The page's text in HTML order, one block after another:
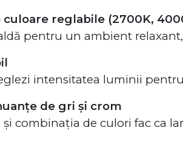
reglabile (2700K,
pentru un ambient
intensitatea luminii
de gri și crom
combinația de culori fac ca